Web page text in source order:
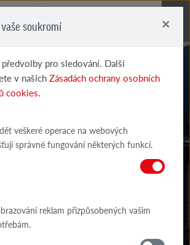
GALERIE
REALIZACÍ
PROJEKTŮ S VYUŽITÍM PRODUKTŮ...
soukromí ×
pro sledování. Další
v našichZásadách ochrany osobních
cookies.
veškeré operace na webových
správné fungování některých funkcí.
reklam přizpůsobených vašim